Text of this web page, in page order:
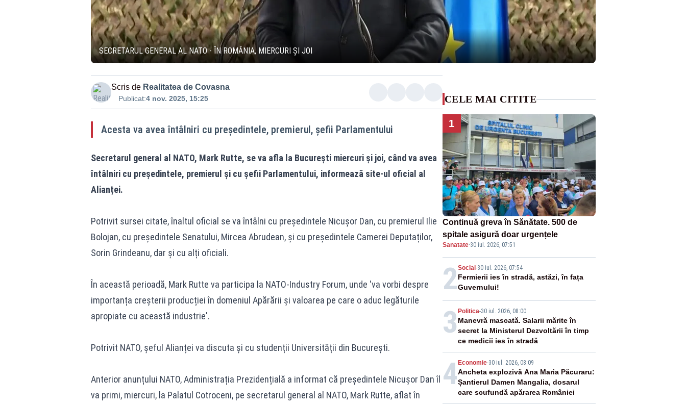
SECRETARUL GENERAL AL NATO - ÎN ROMÂNIA, MIERCURI ȘI JOI
Scris de Realitatea de Covasna
Publicat:4 nov. 2025, 15:25
Acesta va avea întâlniri cu președintele, premierul, șefii Parlamentului
Secretarul general al NATO, Mark Rutte, se va afla la București miercuri și joi, când va avea
întâlniri cu președintele, premierul și cu șefii Parlamentului, informează site-ul oficial al
Alianței.
Potrivit sursei citate, înaltul oficial se va întâlni cu președintele Nicușor Dan, cu premierul Ilie
Bolojan, cu președintele Senatului, Mircea Abrudean, și cu președintele Camerei Deputaților,
Sorin Grindeanu, dar și cu alți oficiali.
În această perioadă, Mark Rutte va participa la NATO-Industry Forum, unde 'va vorbi despre
importanța creșterii producției în domeniul Apărării și valoarea pe care o aduc legăturile
apropiate cu această industrie'.
Potrivit NATO, șeful Alianței va discuta și cu studenții Universității din București.
Anterior anunțului NATO, Administrația Prezidențială a informat că președintele Nicușor Dan îl
va primi, miercuri, la Palatul Cotroceni, pe secretarul general al NATO, Mark Rutte, aflat în
CELE MAI CITITE
1
Continuă greva în Sănătate. 500 de
spitale asigură doar urgențele
Sanatate·30 iul. 2026, 07:51
2Social -30 iul. 2026, 07:54
Fermierii ies în stradă, astăzi, în fața
Guvernului!
3 Politica-30 iul. 2026, 08:00
Manevră mascată. Salarii mărite în
secret la Ministerul Dezvoltării în timp
ce medicii ies în stradă
4 Economie-30 iul. 2026, 08:09
Ancheta explozivă Ana Maria Păcuraru:
Șantierul Damen Mangalia, dosarul
care scufundă apărarea României